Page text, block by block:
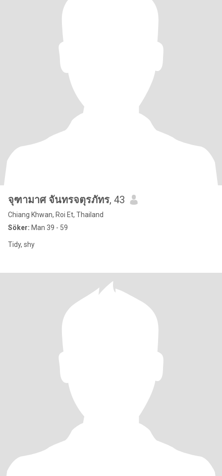
จุฑามาศ จันทรจตุรภัทร, 43
Chiang Khwan, Roi Et, Thailand
Söker: Man 39 - 59
Tidy, shy